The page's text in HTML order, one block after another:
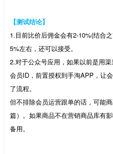
【测试结论】
1.目前比价后佣金会有2-10%(结合
5%左右，还可以接受。
2.对于公众号应用，如果以前是用
会员ID，前置授权到手淘APP，让
了流程。
但不排除会员运营跟单的话，可能
篇）。如果商品不在营销商品库有
备用。